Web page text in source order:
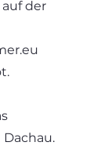
der